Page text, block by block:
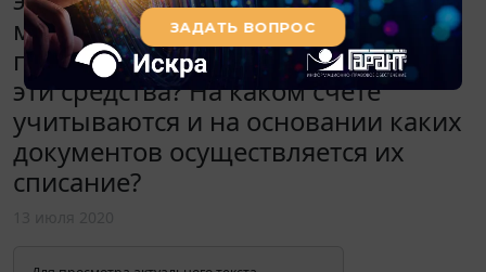
мягким инвентарем? По какой
подстатье КОСГУ приобретаются
эти средства? На каком счете
учитываются и на основании каких
документов осуществляется их
списание?